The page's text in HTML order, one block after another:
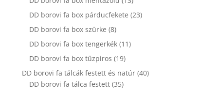
termék
DD borovi fa box párducfekete 2323
DD borovi fa box szürke 88
termék
DD borovi fa box tengerkék 1111
DD borovi fa box tűzpiros 1919
termék
DD borovi fa tálcák festett és natúr 4040
DD borovi fa tálca festett 3535